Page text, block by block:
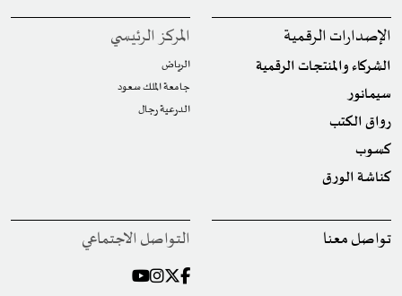
الإصدارات الرقمية
الشركاء والمنتجات الرقمية
سيمانور
رواق الكتب
كسوب
كناشة الورق
المركز الرئيسي
الرياض
جامعة الملك سعود
الدرعية رجال
تواصل معنا التواصل الاجتماعي